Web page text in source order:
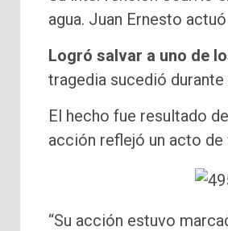
agua. Juan Ernesto
Logró salvar a uno de
tragedia sucedió
El hecho fue resultado
acción reflejó un acto
“Su acción estuvo